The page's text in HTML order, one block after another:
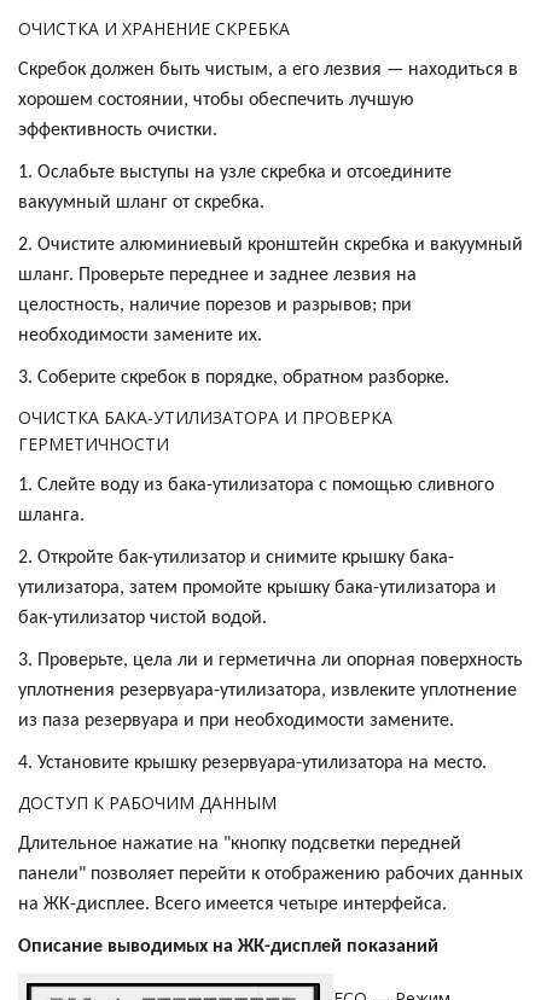
ОЧИСТКА И ХРАНЕНИЕ СКРЕБКА
Скребок должен быть чистым, а его лезвия — находиться в
хорошем состоянии, чтобы обеспечить лучшую
эффективность очистки.
1. Ослабьте выступы на узле скребка и отсоедините
вакуумный шланг от скребка.
2. Очистите алюминиевый кронштейн скребка и вакуумный
шланг. Проверьте переднее и заднее лезвия на
целостность, наличие порезов и разрывов; при
необходимости замените их.
3. Соберите скребок в порядке, обратном разборке.
ОЧИСТКА БАКА-УТИЛИЗАТОРА И ПРОВЕРКА
ГЕРМЕТИЧНОСТИ
1. Слейте воду из бака-утилизатора с помощью сливного
шланга.
2. Откройте бак-утилизатор и снимите крышку бака-
утилизатора, затем промойте крышку бака-утилизатора и
бак-утилизатор чистой водой.
3. Проверьте, цела ли и герметична ли опорная поверхность
уплотнения резервуара-утилизатора, извлеките уплотнение
из паза резервуара и при необходимости замените.
4. Установите крышку резервуара-утилизатора на место.
ДОСТУП К РАБОЧИМ ДАННЫМ
Длительное нажатие на "кнопку подсветки передней
панели" позволяет перейти к отображению рабочих данных
на ЖК-дисплее. Всего имеется четыре интерфейса.
Описание выводимых на ЖК-дисплей показаний